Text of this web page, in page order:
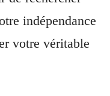
indépendance
votre véritable